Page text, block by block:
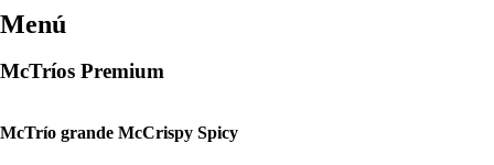
Menú
McTríos Premium
McTrío grande McCrispy Spicy